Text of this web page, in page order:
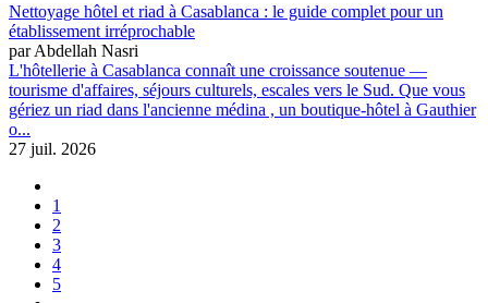
Nettoyage hôtel et riad à Casablanca : le guide complet pour un
établissement irréprochable
parAbdellah Nasri
L'hôtellerie à Casablanca connaît une croissance soutenue —
tourisme d'affaires, séjours culturels, escales vers le Sud. Que vous
gériez un riad dans l'ancienne médina , un boutique-hôtel à Gauthier
o...
27 juil. 2026
1
2
3
4
5